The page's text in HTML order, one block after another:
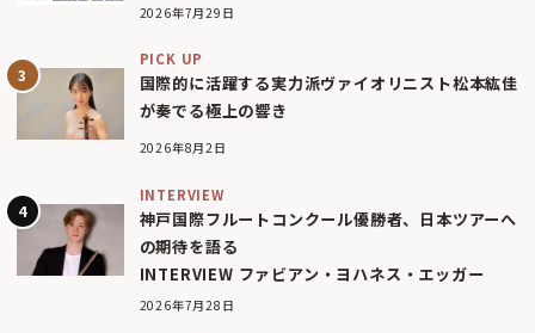
2026年7月29日
PICK UP
国際的に活躍する実力派ヴァイオリニスト松本紘佳
が奏でる極上の響き
2026年8月2日
INTERVIEW
神戸国際フルートコンクール優勝者、日本ツアーへ
の期待を語る
INTERVIEW ファビアン・ヨハネス・エッガー
2026年7月28日